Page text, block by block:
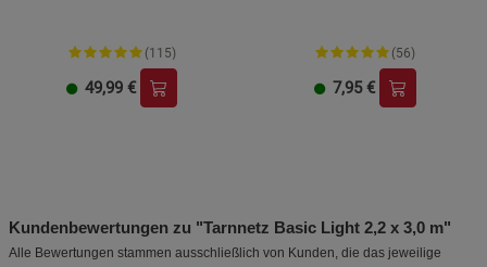
(115)
49,99 €
(56)
7,95 €
Kundenbewertungen zu "Tarnnetz Basic Light 2,2 x 3,0 m"
Alle Bewertungen stammen ausschließlich von Kunden, die das jeweilige